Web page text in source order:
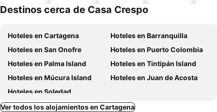
Destinos cerca de Casa Crespo
Hoteles en Cartagena
Hoteles en Barranquilla
Hoteles en San Onofre
Hoteles en Puerto Colombia
Hoteles en Palma Island
Hoteles en Tintipán Island
Hoteles en Múcura Island
Hoteles en Juan de Acosta
Hoteles en Soledad
Ver todos los alojamientos en Cartagena